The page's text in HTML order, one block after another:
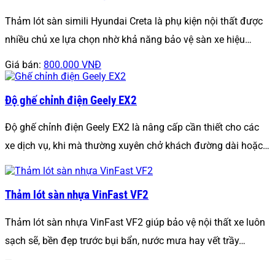
Thảm lót sàn simili Hyundai Creta là phụ kiện nội thất được
nhiều chủ xe lựa chọn nhờ khả năng bảo vệ sàn xe hiệu…
Giá bán: 800.000 VNĐ
Độ ghế chỉnh điện Geely EX2
Độ ghế chỉnh điện Geely EX2 là nâng cấp cần thiết cho các
xe dịch vụ, khi mà thường xuyên chở khách đường dài hoặc…
Thảm lót sàn nhựa VinFast VF2
Thảm lót sàn nhựa VinFast VF2 giúp bảo vệ nội thất xe luôn
sạch sẽ, bền đẹp trước bụi bẩn, nước mưa hay vết trầy…